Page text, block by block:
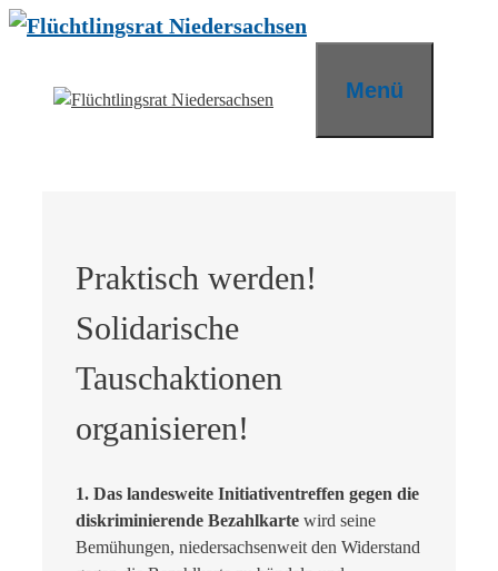
Zum
Menü
Praktisch werden!
Solidarische
Tauschaktionen
organisieren!
1. Das landesweite Initiativentreffen gegen die
diskriminierende Bezahlkarte wird seine
Bemühungen, niedersachsenweit den Widerstand